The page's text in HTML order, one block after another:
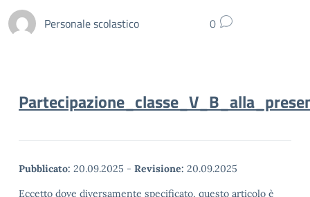
Personale scolastico 0
Pubblicato: 20.09.2025 - Revisione: 20.09.2025
Eccetto dove diversamente specificato, questo articolo è